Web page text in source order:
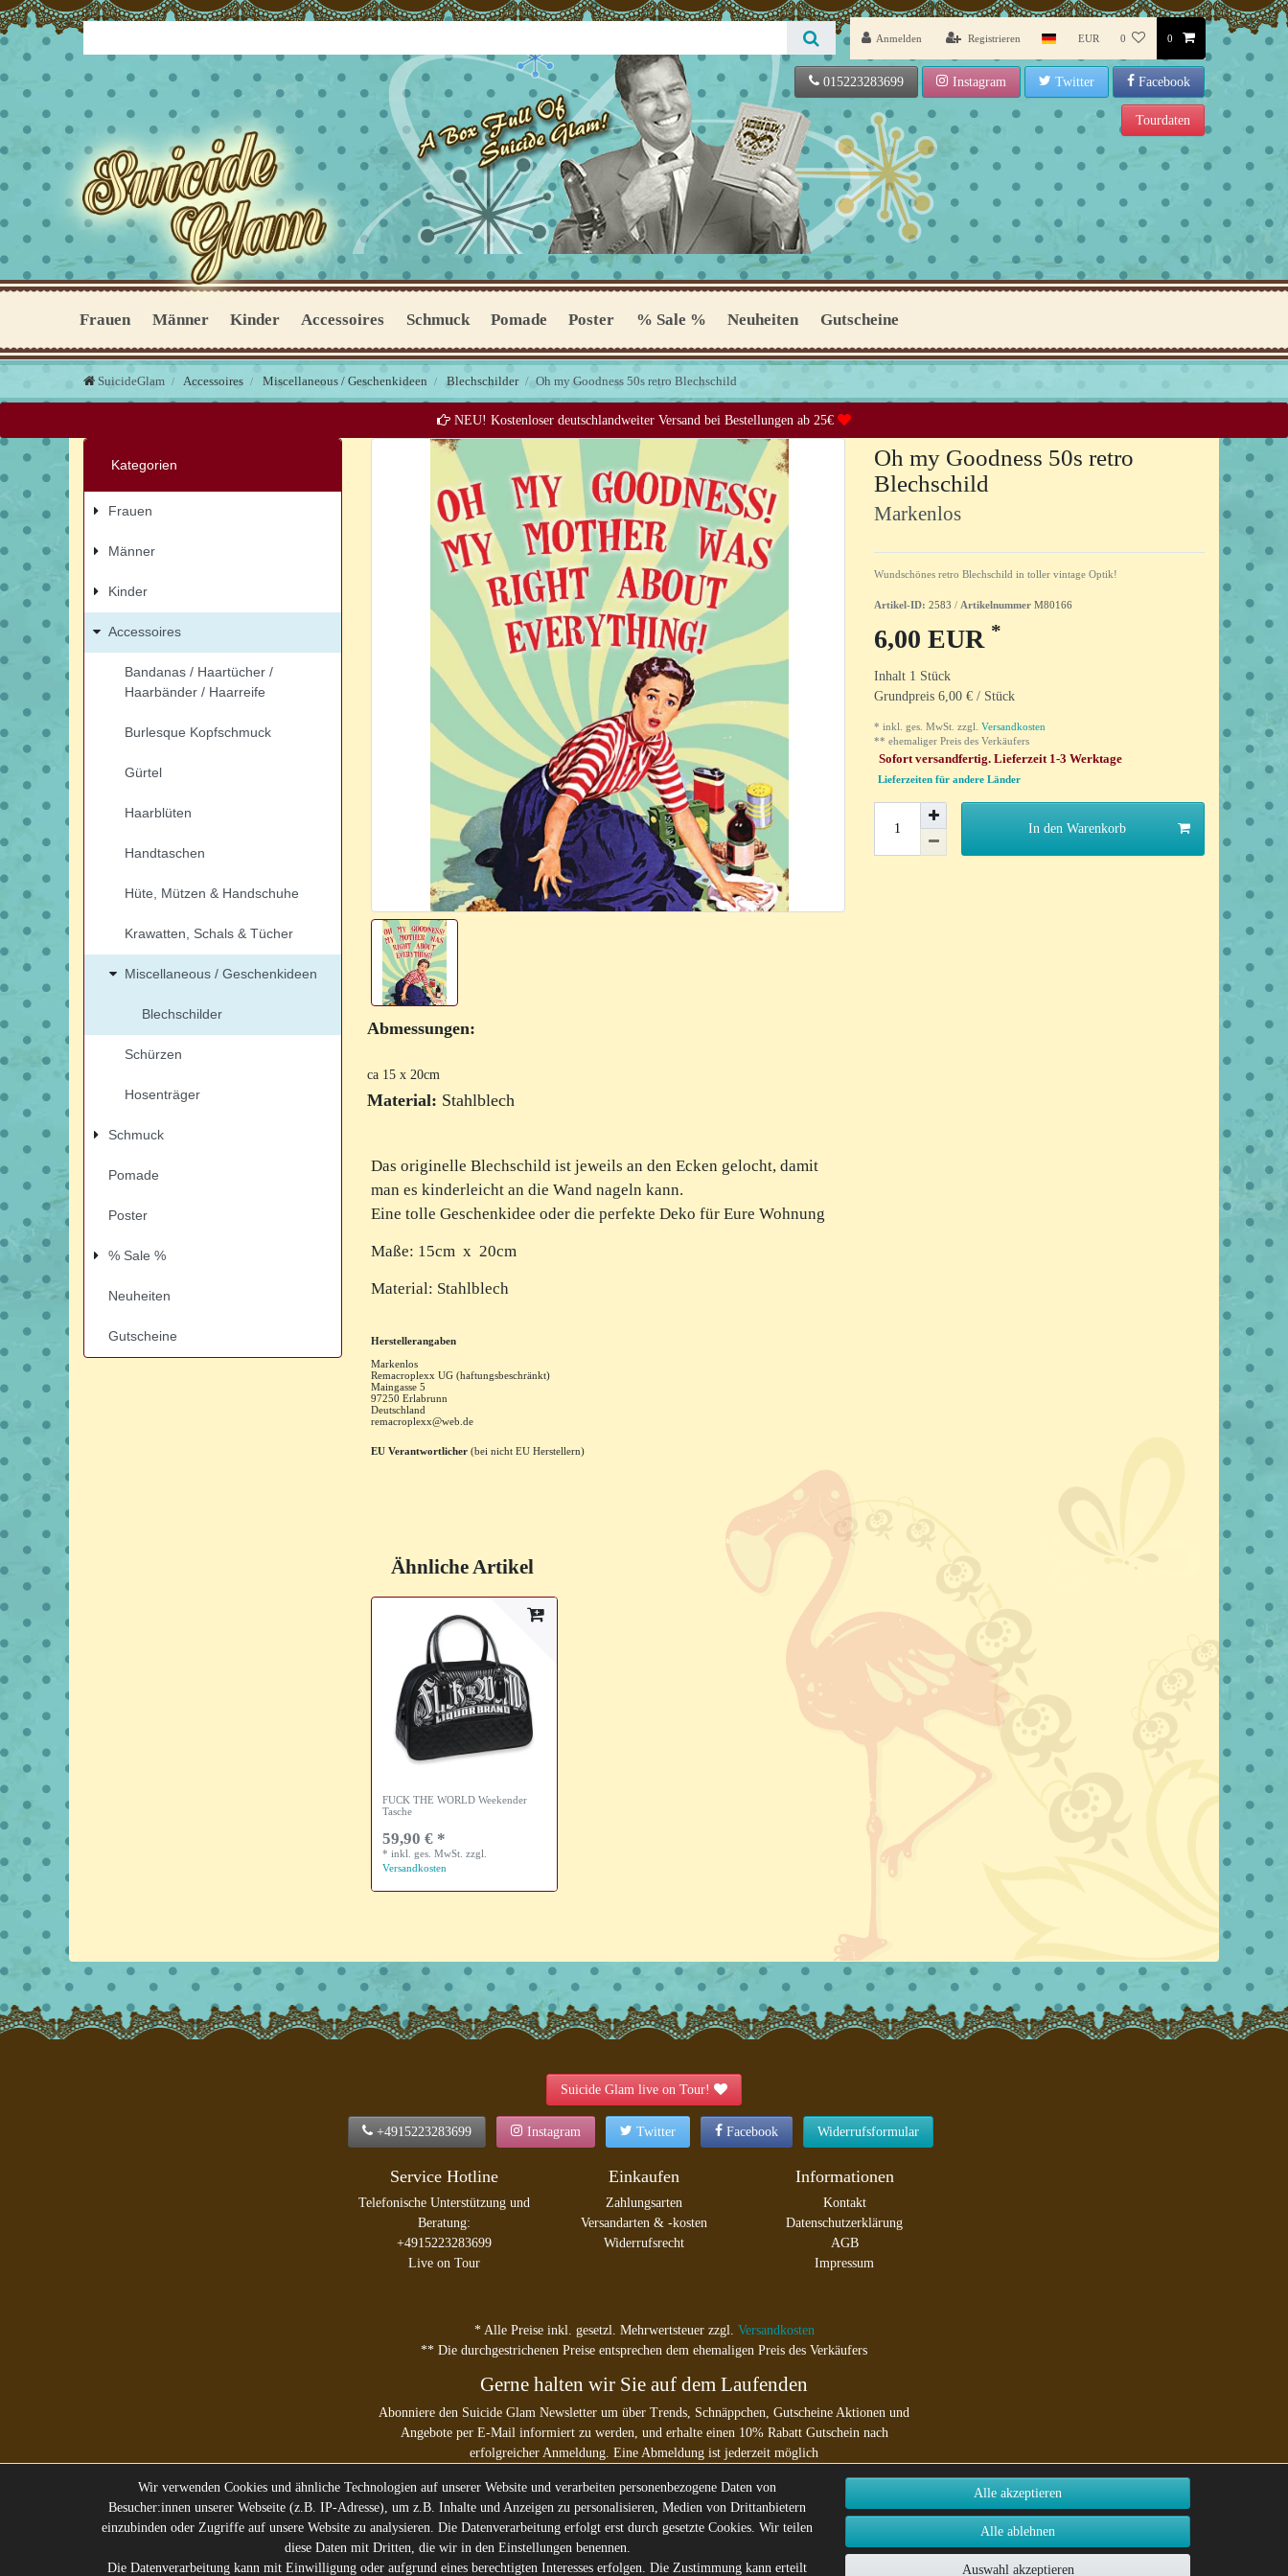
Anmelden Registrieren EUR 0 0
015223283699 Instagram Twitter Facebook
Tourdaten
Frauen Männer Kinder Accessoires Schmuck Pomade Poster % Sale % Neuheiten Gutscheine
SuicideGlam Accessoires Miscellaneous / Geschenkideen Blechschilder Oh my Goodness 50s retro Blechschild
NEU! Kostenloser deutschlandweiter Versand bei Bestellungen ab 25€
Kategorien
Frauen
Männer
Kinder
Accessoires
Bandanas / Haartücher /
Haarbänder / Haarreife
Burlesque Kopfschmuck
Gürtel
Haarblüten
Handtaschen
Hüte, Mützen & Handschuhe
Krawatten, Schals & Tücher
Miscellaneous / Geschenkideen
Blechschilder
Schürzen
Hosenträger
Schmuck
Pomade
Poster
% Sale %
Neuheiten
Gutscheine
Oh my Goodness 50s retro
Blechschild
Markenlos
Wundschönes retro Blechschild in toller vintage Optik!
Artikel-ID: 2583 / Artikelnummer M80166
6,00 EUR *
Inhalt 1 Stück
Grundpreis 6,00 € / Stück
* inkl. ges. MwSt. zzgl.
Versandkosten
** ehemaliger Preis des Verkäufers
Sofort versandfertig. Lieferzeit 1-3 Werktage
Lieferzeiten für andere Länder
In den Warenkorb
Abmessungen:
ca 15 x 20cm
Material: Stahlblech
Das originelle Blechschild ist jeweils an den Ecken gelocht, damit
man es kinderleicht an die Wand nageln kann.
Eine tolle Geschenkidee oder die perfekte Deko für Eure Wohnung
Maße: 15cm x 20cm
Material: Stahlblech
Herstellerangaben
Markenlos
Remacroplexx UG (haftungsbeschränkt)
Maingasse 5
97250 Erlabrunn
Deutschland
remacroplexx@web.de
EU Verantwortlicher (bei nicht EU Herstellern)
Ähnliche Artikel
FUCK THE WORLD Weekender
Tasche
59,90 € *
*inkl. ges. MwSt. zzgl.
Versandkosten
Suicide Glam live on Tour!
+4915223283699 Instagram Twitter Facebook Widerrufsformular
Service Hotline
Telefonische Unterstützung und
Beratung:
+4915223283699
Live on Tour
Einkaufen
Zahlungsarten
Versandarten & -kosten
Widerrufsrecht
Informationen
Kontakt
Datenschutzerklärung
AGB
Impressum
* Alle Preise inkl. gesetzl. Mehrwertsteuer zzgl. Versandkosten
** Die durchgestrichenen Preise entsprechen dem ehemaligen Preis des Verkäufers
Gerne halten wir Sie auf dem Laufenden
Abonniere den Suicide Glam Newsletter um über Trends, Schnäppchen, Gutscheine Aktionen und
Angebote per E-Mail informiert zu werden, und erhalte einen 10% Rabatt Gutschein nach
erfolgreicher Anmeldung. Eine Abmeldung ist jederzeit möglich
E-MAIL **
Newsletter
Honig
Hiermit bestätige ich, dass ich die Daten­schutz­erklärung
gelesen habe. Meine Einwilligung kann ich jederzeit
widerrufen.**
Wir verwenden Cookies und ähnliche Technologien auf unserer Website und verarbeiten personenbezogene Daten von
Besucher:innen unserer Webseite (z.B. IP-Adresse), um z.B. Inhalte und Anzeigen zu personalisieren, Medien von Drittanbietern
einzubinden oder Zugriffe auf unsere Website zu analysieren. Die Datenverarbeitung erfolgt erst durch gesetzte Cookies. Wir teilen
diese Daten mit Dritten, die wir in den Einstellungen benennen.
Die Datenverarbeitung kann mit Einwilligung oder aufgrund eines berechtigten Interesses erfolgen. Die Zustimmung kann erteilt
Alle akzeptieren
Alle ablehnen
Auswahl akzeptieren